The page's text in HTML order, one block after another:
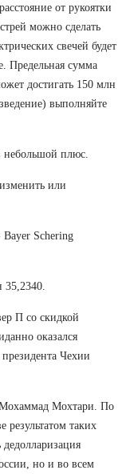
от рукоятки
можно сделать
свечей будет
Предельная сумма
достигать 150 млн
выполняйте
плюс.
или
Schering
35,2340.
П со скидкой
оказался
Чехии
Мохаммад Мохтари. По
таких
но и во всем